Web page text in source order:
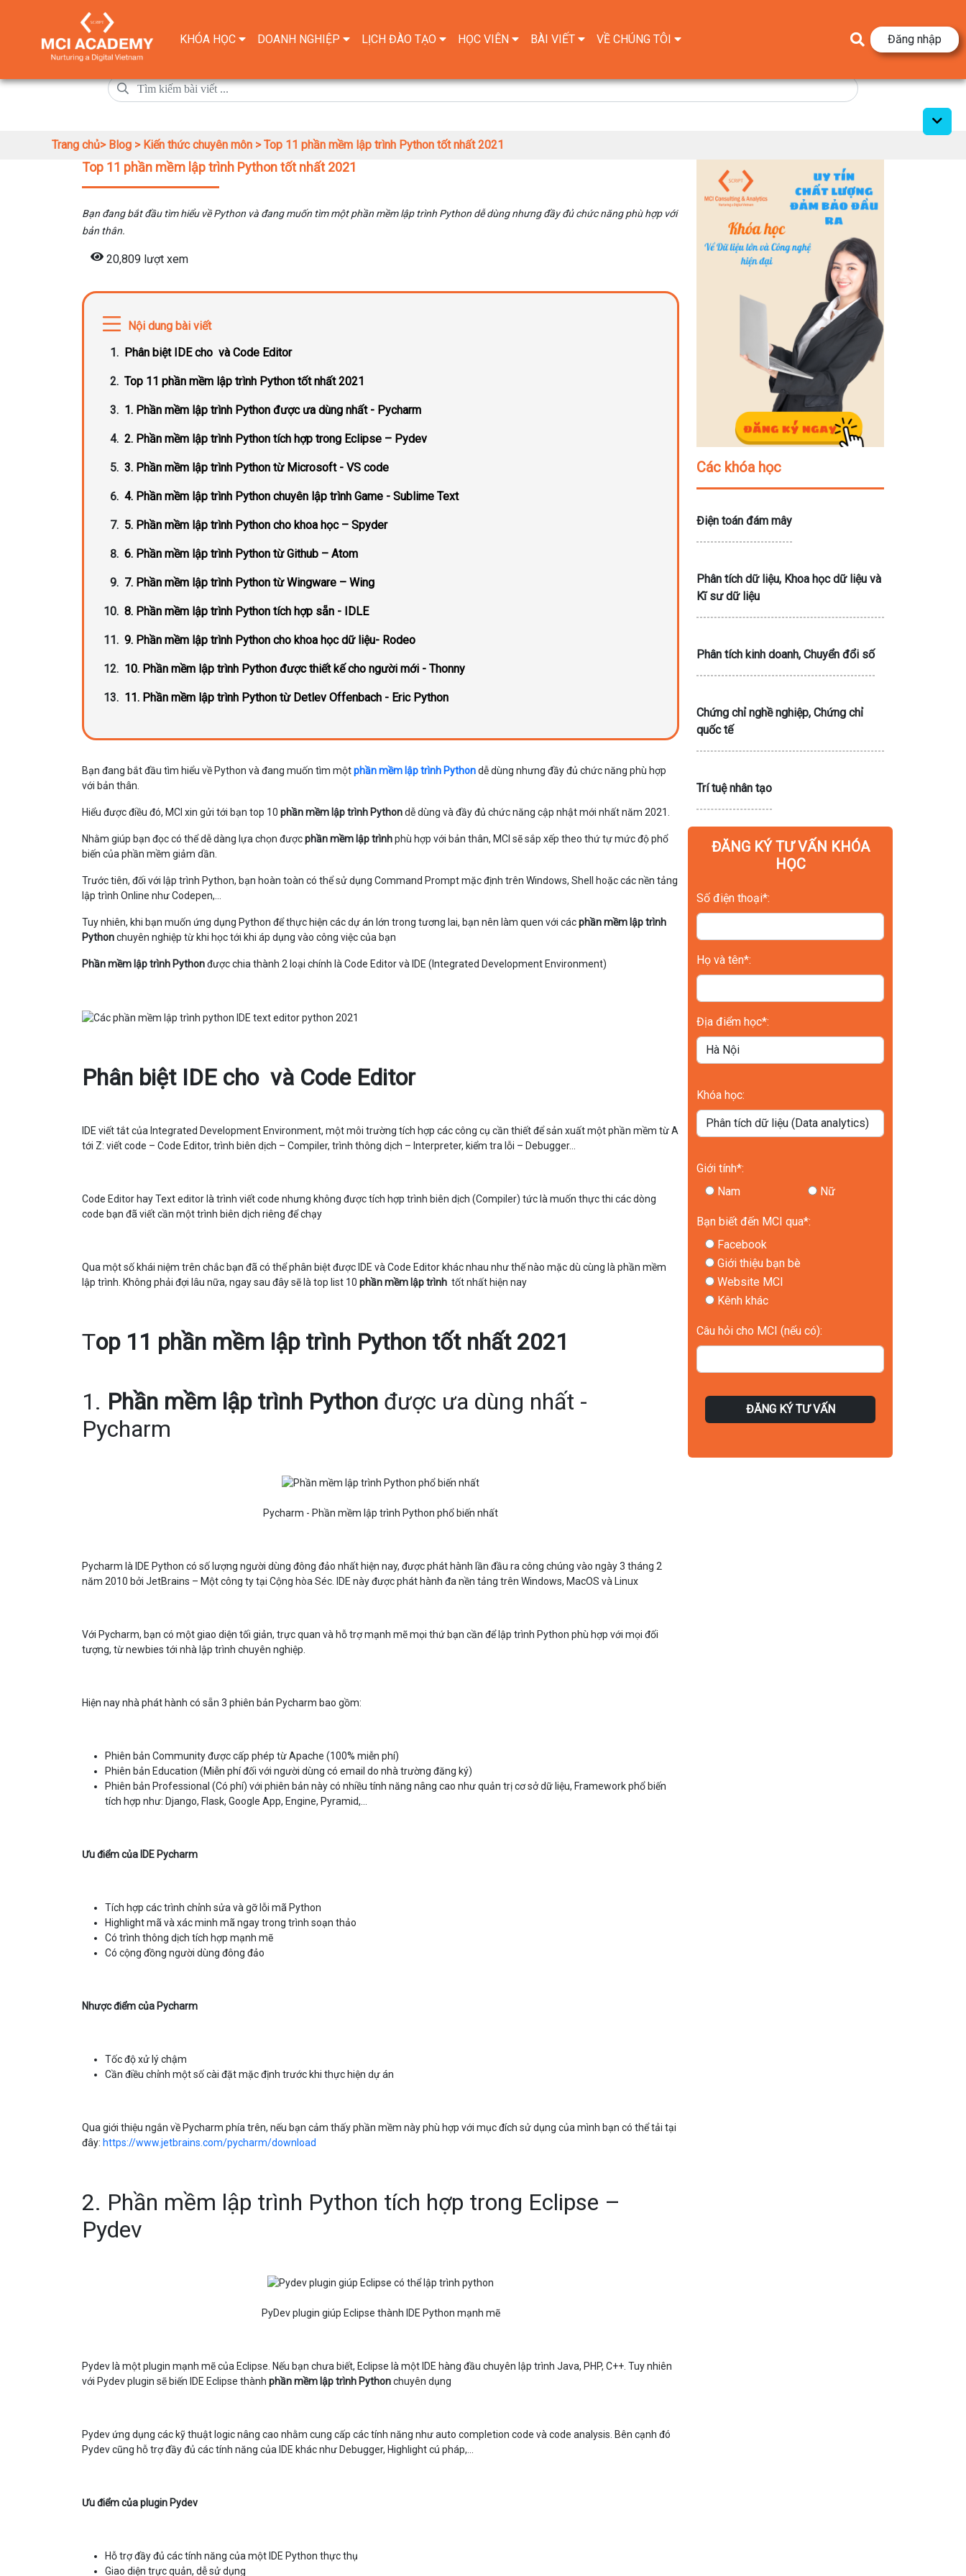
KHÓA HỌC DOANH NGHIỆP LỊCH ĐÀO TẠO HỌC VIÊN BÀI VIẾT VỀ CHÚNG TÔI Đăng nhập
Trang chủ> Blog > Kiến thức chuyên môn >Top 11 phần mềm lập trình Python tốt nhất 2021
Top 11 phần mềm lập trình Python tốt nhất 2021
Bạn đang bắt đầu tìm hiểu về Python và đang muốn tìm một phần mềm lập trình Python dễ dùng nhưng đầy đủ chức năng phù hợp với
bản thân.
20,809 lượt xem
Nội dung bài viết
Phân biệt IDE cho và Code Editor
Top 11 phần mềm lập trình Python tốt nhất 2021
1. Phần mềm lập trình Python được ưa dùng nhất - Pycharm
2. Phần mềm lập trình Python tích hợp trong Eclipse – Pydev
3. Phần mềm lập trình Python từ Microsoft - VS code
4. Phần mềm lập trình Python chuyên lập trình Game - Sublime Text
5. Phần mềm lập trình Python cho khoa học – Spyder
6. Phần mềm lập trình Python từ Github – Atom
7. Phần mềm lập trình Python từ Wingware – Wing
8. Phần mềm lập trình Python tích hợp sẵn - IDLE
9. Phần mềm lập trình Python cho khoa học dữ liệu- Rodeo
10. Phần mềm lập trình Python được thiết kế cho người mới - Thonny
11. Phần mềm lập trình Python từ Detlev Offenbach - Eric Python
Bạn đang bắt đầu tìm hiểu về Python và đang muốn tìm mộtphần mềm lập trình Pythondễ dùng nhưng đầy đủ chức năng phù hợp
với bản thân.
Hiểu được điều đó, MCI xin gửi tới bạn top 10 phần mềm lập trình Pythondễ dùng và đầy đủ chức năng cập nhật mới nhất năm 2021.
Nhằm giúp bạn đọc có thể dễ dàng lựa chọn đượcphần mềm lập trìnhphù hợp với bản thân, MCI sẽ sắp xếp theo thứ tự mức độ phổ
biến của phần mềm giảm dần.
Trước tiên, đối với lập trình Python, bạn hoàn toàn có thể sử dụng Command Prompt mặc định trên Windows, Shell hoặc các nền tảng
lập trình Online như Codepen,...
Tuy nhiên, khi bạn muốn ứng dụng Python để thực hiện các dự án lớn trong tương lai, bạn nên làm quen với cácphần mềm lập trình
Pythonchuyên nghiệp từ khi học tới khi áp dụng vào công việc của bạn
Phần mềm lập trình Pythonđược chia thành 2 loại chính là Code Editor và IDE (Integrated Development Environment)
Phân biệt IDE cho và Code Editor
IDE viết tắt của Integrated Development Environment, một môi trường tích hợp các công cụ cần thiết để sản xuất một phần mềm từ A
tới Z: viết code – Code Editor, trình biên dịch – Compiler, trình thông dịch – Interpreter, kiểm tra lỗi – Debugger...
Code Editor hay Text editor là trình viết code nhưng không được tích hợp trình biên dịch (Compiler) tức là muốn thực thi các dòng
code bạn đã viết cần một trình biên dịch riêng để chạy
Qua một số khái niệm trên chắc bạn đã có thể phân biệt được IDE và Code Editor khác nhau như thế nào mặc dù cùng là phần mềm
lập trình. Không phải đợi lâu nữa, ngay sau đây sẽ là top list 10 phần mềm lập trình tốt nhất hiện nay
Top 11 phần mềm lập trình Python tốt nhất 2021
1. Phần mềm lập trình Python được ưa dùng nhất -
Pycharm
Pycharm - Phần mềm lập trình Python phổ biến nhất
Pycharm là IDE Python có số lượng người dùng đông đảo nhất hiện nay, được phát hành lần đầu ra công chúng vào ngày 3 tháng 2
năm 2010 bởi JetBrains – Một công ty tại Cộng hòa Séc. IDE này được phát hành đa nền tảng trên Windows, MacOS và Linux
Với Pycharm, bạn có một giao diện tối giản, trực quan và hỗ trợ mạnh mẽ mọi thứ bạn cần để lập trình Python phù hợp với mọi đối
tượng, từ newbies tới nhà lập trình chuyên nghiệp.
Hiện nay nhà phát hành có sẵn 3 phiên bản Pycharm bao gồm:
Phiên bản Community được cấp phép từ Apache (100% miễn phí)
Phiên bản Education (Miễn phí đối với người dùng có email do nhà trường đăng ký)
Phiên bản Professional (Có phí) với phiên bản này có nhiều tính năng nâng cao như quản trị cơ sở dữ liệu, Framework phổ biến
tích hợp như: Django, Flask, Google App, Engine, Pyramid,...
Ưu điểm của IDE Pycharm
Tích hợp các trình chỉnh sửa và gỡ lỗi mã Python
Highlight mã và xác minh mã ngay trong trình soạn thảo
Có trình thông dịch tích hợp mạnh mẽ
Có cộng đồng người dùng đông đảo
Nhược điểm của Pycharm
Tốc độ xử lý chậm
Cần điều chỉnh một số cài đặt mặc định trước khi thực hiện dự án
Qua giới thiệu ngắn về Pycharm phía trên, nếu bạn cảm thấy phần mềm này phù hợp với mục đích sử dụng của mình bạn có thể tải tại
đây: https://www.jetbrains.com/pycharm/download
2. Phần mềm lập trình Python tích hợp trong Eclipse –
Pydev
PyDev plugin giúp Eclipse thành IDE Python mạnh mẽ
Pydev là một plugin mạnh mẽ của Eclipse. Nếu bạn chưa biết, Eclipse là một IDE hàng đầu chuyên lập trình Java, PHP, C++. Tuy nhiên
với Pydev plugin sẽ biến IDE Eclipse thành phần mềm lập trình Pythonchuyên dụng
Pydev ứng dụng các kỹ thuật logic nâng cao nhằm cung cấp các tính năng như auto completion code và code analysis. Bên cạnh đó
Pydev cũng hỗ trợ đầy đủ các tính năng của IDE khác như Debugger, Highlight cú pháp,...
Ưu điểm của plugin Pydev
Hỗ trợ đầy đủ các tính năng của một IDE Python thực thụ
Giao diện trực quản, dễ sử dụng
Các khóa học
Điện toán đám mây
Phân tích dữ liệu, Khoa học dữ liệu và
Kĩ sư dữ liệu
Phân tích kinh doanh, Chuyển đổi số
Chứng chỉ nghề nghiệp, Chứng chỉ
quốc tế
Trí tuệ nhân tạo
ĐĂNG KÝ TƯ VẤN KHÓA
HỌC
Số điện thoại*:
Họ và tên*:
Địa điểm học*:
Khóa học:
Giới tính*:
Nam
Nữ
Bạn biết đến MCI qua*:
Facebook
Giới thiệu bạn bè
Website MCI
Kênh khác
Câu hỏi cho MCI (nếu có):
ĐĂNG KÝ TƯ VẤN